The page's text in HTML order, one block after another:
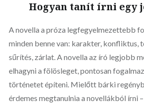
Hogyan tanít írni egy
A novella a próza legfegyelmezettebb
minden benne van: karakter, konfliktus,
sűrítés, zárlat. A novella az író legjobb
elhagyni a fölösleget, pontosan
történetet építeni. Mielőtt bárki
érdemes megtanulnia a novellákból írni